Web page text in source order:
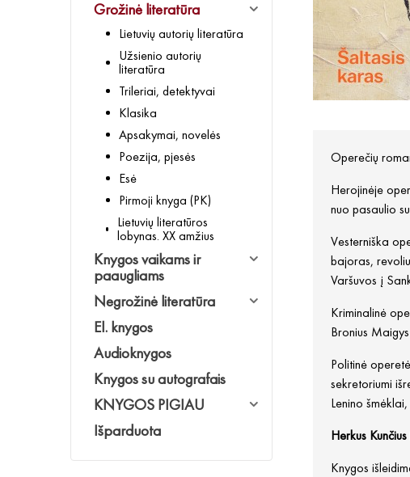
Grožinė literatūra
Lietuvių autorių literatūra
Užsienio autorių
literatūra
Trileriai, detektyvai
Klasika
Apsakymai, novelės
Poezija, pjesės
Esė
Pirmoji knyga (PK)
Lietuvių literatūros
lobynas. XX amžius
Knygos vaikams ir
paaugliams
Negrožinė literatūra
El. knygos
Audioknygos
Knygos su autografais
KNYGOS PIGIAU
Išparduota
Operečių
Herojinėje
nuo pasaulio
Vesterniška
bajoras,
Varšuvos į
Kriminalinė
Bronius
Politinė
sekretoriumi
Lenino
Herkus Kunčius
Knygos